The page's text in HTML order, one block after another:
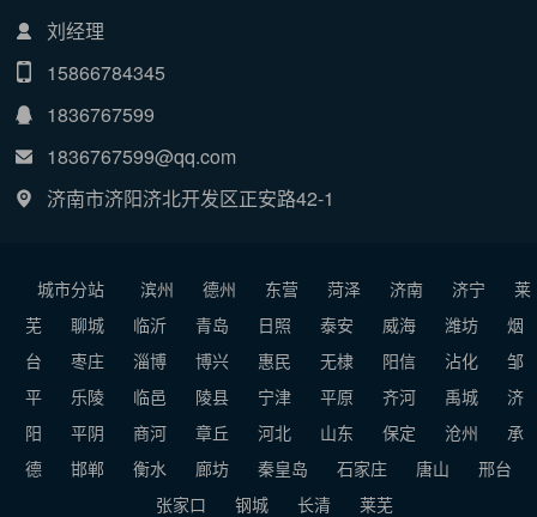
刘经理
15866784345
1836767599
1836767599@qq.com
济南市济阳济北开发区正安路42-1
城市分站 滨州 德州 东营 菏泽 济南 济宁
莱
芜
聊城 临沂 青岛 日照 泰安 威海 潍坊
烟
台
枣庄 淄博 博兴 惠民 无棣 阳信 沾化
邹
平
乐陵 临邑 陵县 宁津 平原 齐河 禹城
济
阳
平阴 商河 章丘 河北 山东 保定 沧州
承
德
邯郸 衡水 廊坊 秦皇岛 石家庄 唐山
邢台
张家口
钢城 长清 莱芜